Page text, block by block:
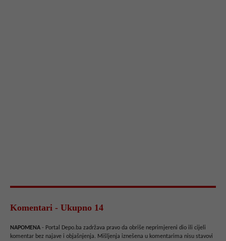
Komentari - Ukupno 14
NAPOMENA - Portal Depo.ba zadržava pravo da obriše neprimjereni dio ili cijeli
komentar bez najave i objašnjenja. Mišljenja iznešena u komentarima nisu stavovi